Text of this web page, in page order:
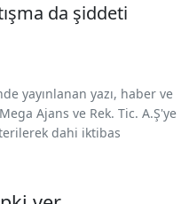
da şiddeti
yayınlanan yazı, haber ve
Ajans ve Rek. Tic. A.Ş'ye
dahi iktibas